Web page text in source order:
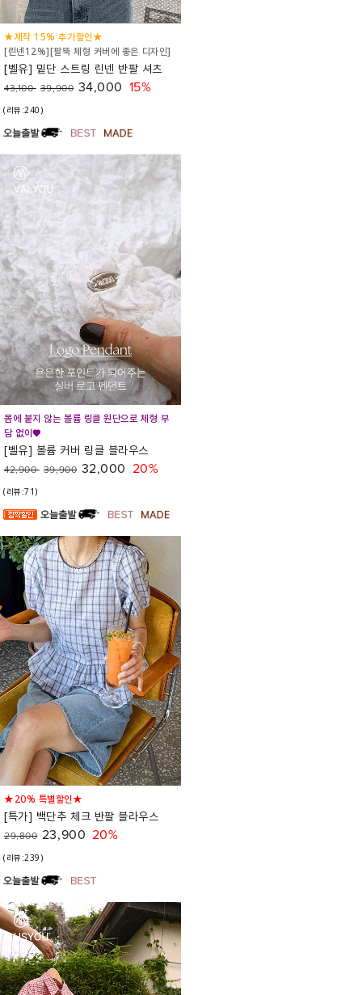
★제작 15% 추가할인★
[린넨12%][팔뚝 체형 커버에 좋은 디자인]
[벨유] 밑단 스트링 린넨 반팔 셔츠
43,100 39,900 34,000 15%
(리뷰:240)
몸에 붙지 않는 볼륨 링클 원단으로 체형 부
담 없이♥
[벨유] 볼륨 커버 링클 블라우스
42,900 39,900 32,000 20%
(리뷰:71)
★20% 특별할인★
[특가] 백단추 체크 반팔 블라우스
29,800 23,900 20%
(리뷰:239)